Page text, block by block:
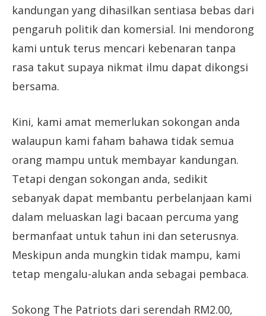
kandungan yang dihasilkan sentiasa bebas dari
pengaruh politik dan komersial. Ini mendorong
kami untuk terus mencari kebenaran tanpa
rasa takut supaya nikmat ilmu dapat dikongsi
bersama.
Kini, kami amat memerlukan sokongan anda
walaupun kami faham bahawa tidak semua
orang mampu untuk membayar kandungan.
Tetapi dengan sokongan anda, sedikit
sebanyak dapat membantu perbelanjaan kami
dalam meluaskan lagi bacaan percuma yang
bermanfaat untuk tahun ini dan seterusnya.
Meskipun anda mungkin tidak mampu, kami
tetap mengalu-alukan anda sebagai pembaca.
Sokong The Patriots dari serendah RM2.00,